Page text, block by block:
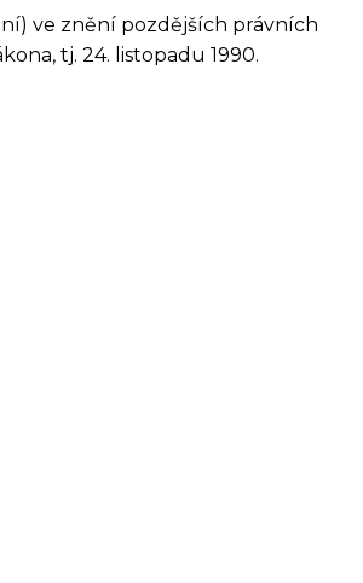
ve znění pozdějších právních
tj. 24. listopadu 1990.